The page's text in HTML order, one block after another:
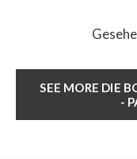
SEE MORE DIE
-